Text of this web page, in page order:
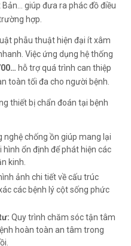
giúp đưa ra phác đồ điều
hợp.
phẫu thuật hiện đại ít xâm
Việc ứng dụng hệ thống
hỗ trợ quá trình can thiệp
toàn tối đa cho người bệnh.
thiết bị chẩn đoán tại bệnh
nghệ chống ồn giúp mang lại
ổn định để phát hiện các
kinh.
ảnh chi tiết về cấu trúc
các bệnh lý cột sống phức
Quy trình chăm sóc tận tâm
hoàn toàn an tâm trong